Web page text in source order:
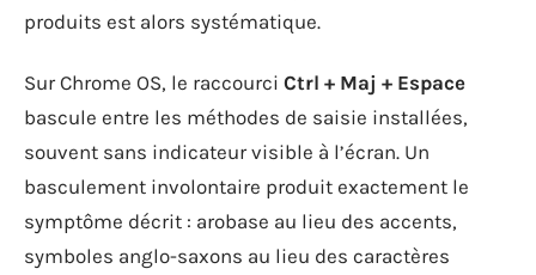
produits est alors systématique.
Sur Chrome OS, le raccourci Ctrl + Maj + Espace
bascule entre les méthodes de saisie installées,
souvent sans indicateur visible à l’écran. Un
basculement involontaire produit exactement le
symptôme décrit : arobase au lieu des accents,
symboles anglo-saxons au lieu des caractères